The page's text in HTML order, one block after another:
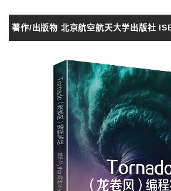
著作/出版物 北京航空航天大学出版社